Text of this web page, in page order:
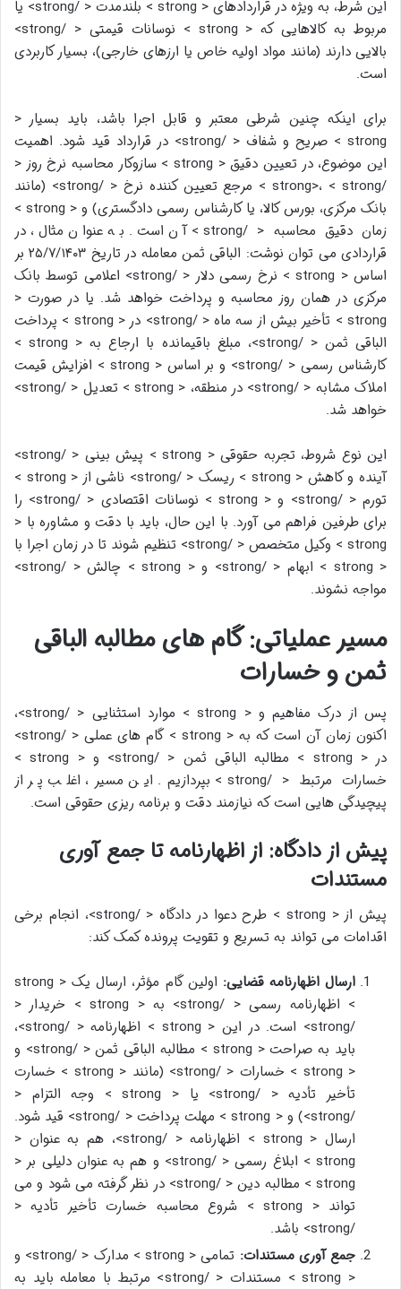
این شرط، به ویژه در قراردادهای < strong > بلندمدت < /strong> یا
مربوط به کالاهایی که < strong > نوسانات قیمتی < /strong>
بالایی دارند (مانند مواد اولیه خاص یا ارزهای خارجی)، بسیار کاربردی
است.
برای اینکه چنین شرطی معتبر و قابل اجرا باشد، باید بسیار <
strong > صریح و شفاف < /strong> در قرارداد قید شود. اهمیت
این موضوع، در تعیین دقیق < strong > سازوکار محاسبه نرخ روز <
/strong>، < strong > مرجع تعیین کننده نرخ < /strong> (مانند
بانک مرکزی، بورس کالا، یا کارشناس رسمی دادگستری) و < strong >
زمان دقیق محاسبه < /strong> آن است. به عنوان مثال، در
قراردادی می توان نوشت: الباقی ثمن معامله در تاریخ ۲۵/۷/۱۴۰۳ بر
اساس < strong > نرخ رسمی دلار < /strong> اعلامی توسط بانک
مرکزی در همان روز محاسبه و پرداخت خواهد شد. یا در صورت <
strong > تأخیر بیش از سه ماه < /strong> در < strong > پرداخت
الباقی ثمن < /strong>، مبلغ باقیمانده با ارجاع به < strong >
کارشناس رسمی < /strong> و بر اساس < strong > افزایش قیمت
املاک مشابه < /strong> در منطقه، < strong > تعدیل < /strong>
خواهد شد.
این نوع شروط، تجربه حقوقی < strong > پیش بینی < /strong>
آینده و کاهش < strong > ریسک < /strong> ناشی از < strong >
تورم < /strong> و < strong > نوسانات اقتصادی < /strong> را
برای طرفین فراهم می آورد. با این حال، باید با دقت و مشاوره با <
strong > وکیل متخصص < /strong> تنظیم شوند تا در زمان اجرا با
< strong > ابهام < /strong> و < strong > چالش < /strong>
مواجه نشوند.
مسیر عملیاتی: گام های مطالبه الباقی
ثمن و خسارات
پس از درک مفاهیم و < strong > موارد استثنایی < /strong>،
اکنون زمان آن است که به < strong > گام های عملی < /strong>
در < strong > مطالبه الباقی ثمن < /strong> و < strong >
خسارات مرتبط < /strong> بپردازیم. این مسیر، اغلب پر از
پیچیدگی هایی است که نیازمند دقت و برنامه ریزی حقوقی است.
پیش از دادگاه: از اظهارنامه تا جمع آوری
مستندات
پیش از < strong > طرح دعوا در دادگاه < /strong>، انجام برخی
اقدامات می تواند به تسریع و تقویت پرونده کمک کند:
ارسال اظهارنامه قضایی:
اولین گام مؤثر، ارسال یک < strong
> اظهارنامه رسمی < /strong> به < strong > خریدار <
/strong> است. در این < strong > اظهارنامه < /strong>،
باید به صراحت < strong > مطالبه الباقی ثمن < /strong> و
< strong > خسارات < /strong> (مانند < strong > خسارت
تأخیر تأدیه < /strong> یا < strong > وجه التزام <
/strong>) و < strong > مهلت پرداخت < /strong> قید شود.
ارسال < strong > اظهارنامه < /strong>، هم به عنوان <
strong > ابلاغ رسمی < /strong> و هم به عنوان دلیلی بر <
strong > مطالبه دین < /strong> در نظر گرفته می شود و می
تواند < strong > شروع محاسبه خسارت تأخیر تأدیه <
/strong> باشد.
جمع آوری مستندات:
تمامی < strong > مدارک < /strong> و
< strong > مستندات < /strong> مرتبط با معامله باید به